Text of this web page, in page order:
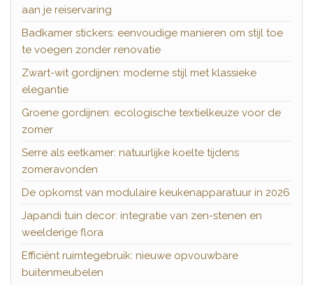
aan je reiservaring
Badkamer stickers: eenvoudige manieren om stijl toe
te voegen zonder renovatie
Zwart-wit gordijnen: moderne stijl met klassieke
elegantie
Groene gordijnen: ecologische textielkeuze voor de
zomer
Serre als eetkamer: natuurlijke koelte tijdens
zomeravonden
De opkomst van modulaire keukenapparatuur in 2026
Japandi tuin decor: integratie van zen-stenen en
weelderige flora
Efficiënt ruimtegebruik: nieuwe opvouwbare
buitenmeubelen